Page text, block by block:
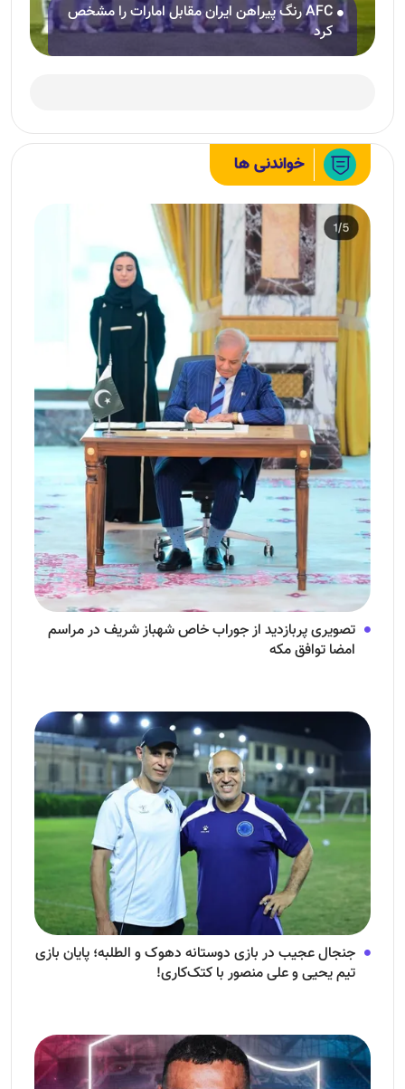
AFC رنگ پیراهن ایران مقابل امارات را مشخص
کرد
خواندنی ها
تصویری پربازدید از جوراب‌ خاص شهباز شریف در مراسم
امضا توافق‌ مکه
جنجال عجیب در بازی دوستانه دهوک و الطلبه؛ پایان بازی
تیم یحیی و علی منصور با کتک‌کاری!